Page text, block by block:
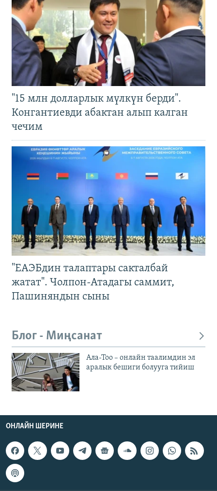
"15 млн долларлык мүлкүн берди".
Конгантиевди абактан алып калган
чечим
"ЕАЭБдин талаптары сакталбай
жатат". Чолпон-Атадагы саммит,
Пашиняндын сыны
Блог - Миңсанат
Ала-Тоо – онлайн таалимдин эл
аралык бешиги болууга тийиш
ОНЛАЙН ШЕРИНЕ